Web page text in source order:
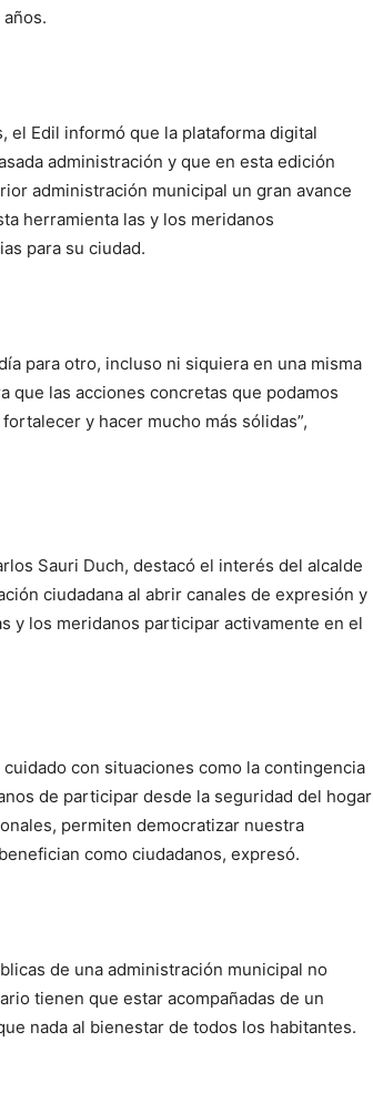
el Edil informó que la plataforma digital
administración y que en esta edición
administración municipal un gran avance
herramienta las y los meridanos
para su ciudad.
para otro, incluso ni siquiera en una misma
que las acciones concretas que podamos
y hacer mucho más sólidas”,
Sauri Duch, destacó el interés del alcalde
ciudadana al abrir canales de expresión y
y los meridanos participar activamente en el
con situaciones como la contingencia
de participar desde la seguridad del hogar
permiten democratizar nuestra
como ciudadanos, expresó.
de una administración municipal no
tienen que estar acompañadas de un
nada al bienestar de todos los habitantes.